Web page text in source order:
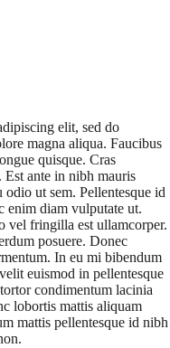
elit, sed do
magna aliqua. Faucibus
quisque. Cras
Est ante in nibh mauris
ut sem. Pellentesque id
enim diam vulputate ut.
vel fringilla est ullamcorper.
posuere. Donec
In eu mi bibendum
euismod in pellentesque
condimentum lacinia
lobortis mattis aliquam
mattis pellentesque id nibh